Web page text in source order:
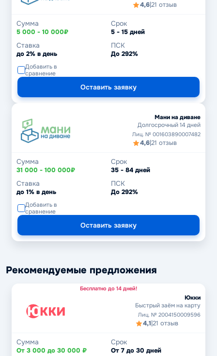
4,6|21 отзыв
Сумма
5 000 - 10 000₽
Срок
5 - 15 дней
Ставка
до 2% в день
ПСК
До 292%
Добавить в
сравнение
Оставить заявку
Мани на диване
Долгосрочный 14 дней
Лиц. № 001603890007482
4,6|21 отзыв
Сумма
31 000 - 100 000₽
Срок
35 - 84 дней
Ставка
до 1% в день
ПСК
До 292%
Добавить в
сравнение
Оставить заявку
Рекомендуемые предложения
Бесплатно до 14 дней!
Юкки
Быстрый заём на карту
Лиц. № 2004150009596
4,1|21 отзыв
Сумма
От 3 000 до 30 000 ₽
Срок
От 7 до 30 дней